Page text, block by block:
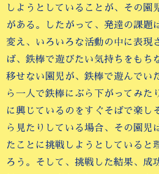
しようとしていることが、その園
がある。したがって、発達の課題
変え、いろいろな活動の中に表現
ば、鉄棒で遊びたい気持ちをもち
移せない園児が、鉄棒で遊んでい
ら一人で鉄棒にぶら下がってみた
に興じているのをすぐそばで楽し
ら見たりしている場合、その園児
たことに挑戦しようとしていると
ろう。そして、挑戦した結果、成